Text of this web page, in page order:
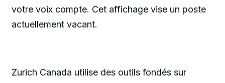
votre voix compte. Cet affichage vise un poste
actuellement vacant.
Zurich Canada utilise des outils fondés sur